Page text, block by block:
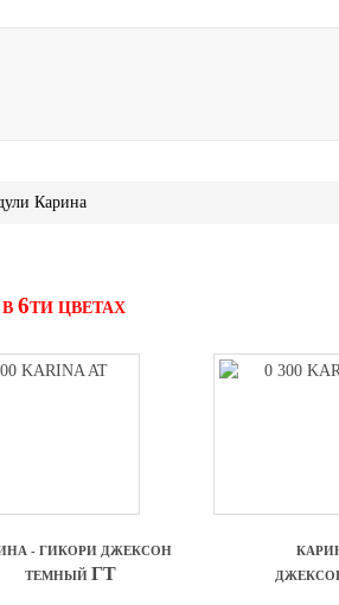
Карина
6ТИ ЦВЕТАХ
- ГИКОРИ ДЖЕКСОН
ТЕМНЫЙ ГТ